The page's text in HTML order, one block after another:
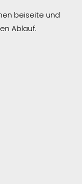
beiseite und
Ablauf.